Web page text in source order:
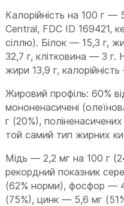
Калорійність на 100 г
Central, FDC ID 169421,
сіллю). Білок — 15,3 г,
32,7 г, клітковина — 3 г.
жири 13,9 г,
Жировий профіль: 60%
мононенасичені
г (20%),
той самий тип жирних
Мідь — 2,2 мг на 100 г
рекордний показник
(62% норми), фосфор —
(75%), цинк — 5,6 мг